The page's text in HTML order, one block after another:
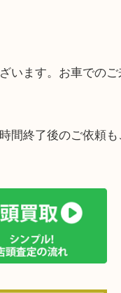
いますのでご利用
無料チケットお配
ざいます。お車